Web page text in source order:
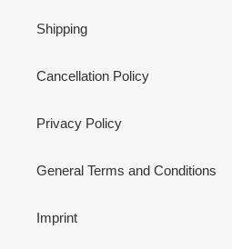
Shipping
Cancellation Policy
Privacy Policy
General Terms and Conditions
Imprint